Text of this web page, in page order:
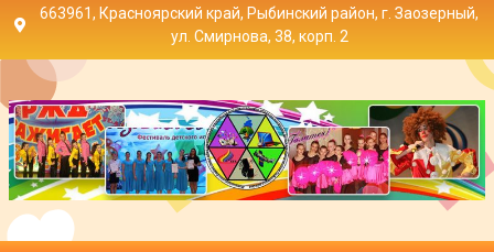
663961, Красноярский край, Рыбинский район, г. Заозерный,
ул. Смирнова, 38, корп. 2